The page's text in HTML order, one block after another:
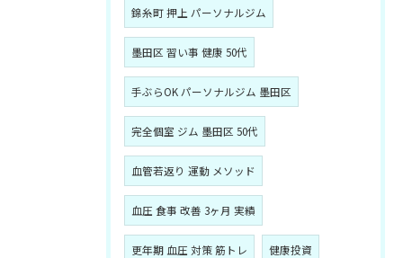
錦糸町 押上 パーソナルジム
墨田区 習い事 健康 50代
手ぶらOK パーソナルジム 墨田区
完全個室 ジム 墨田区 50代
血管若返り 運動 メソッド
血圧 食事 改善 3ヶ月 実績
更年期 血圧 対策 筋トレ 健康投資